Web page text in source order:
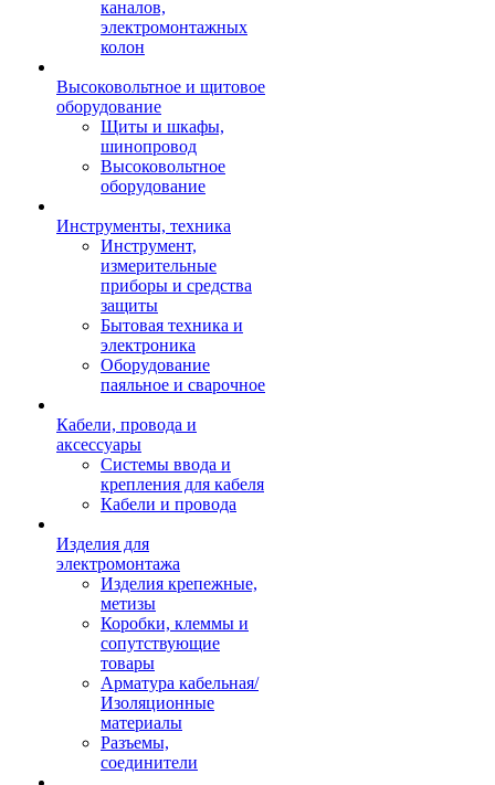
каналов,
электромонтажных
колон
Высоковольтное и щитовое
оборудование
Щиты и шкафы,
шинопровод
Высоковольтное
оборудование
Инструменты, техника
Инструмент,
измерительные
приборы и средства
защиты
Бытовая техника и
электроника
Оборудование
паяльное и сварочное
Кабели, провода и
аксессуары
Системы ввода и
крепления для кабеля
Кабели и провода
Изделия для
электромонтажа
Изделия крепежные,
метизы
Коробки, клеммы и
сопутствующие
товары
Арматура кабельная/
Изоляционные
материалы
Разъемы,
соединители